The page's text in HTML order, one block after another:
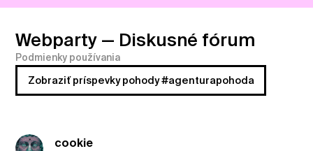
Webparty — Diskusné fórum
Podmienky používania
Zobraziť príspevky pohody #agenturapohoda
cookie